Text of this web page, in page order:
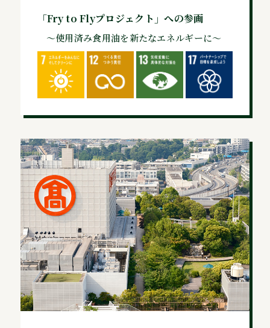
「Fry to Flyプロジェクト」への参画
～使用済み食用油を新たなエネルギーに～